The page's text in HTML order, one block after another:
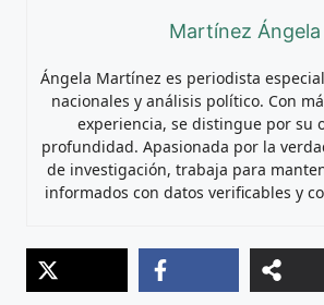
Martínez Ángela
Ángela Martínez es periodista
nacionales y análisis político. Con
experiencia, se distingue por su
profundidad. Apasionada por la
de investigación, trabaja para
informados con datos verificables y